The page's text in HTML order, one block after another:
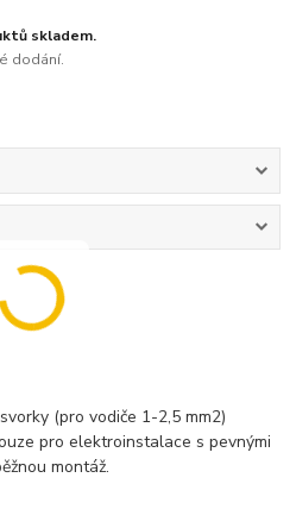
skladem.
dodání.
(pro vodiče 1-2,5 mm2)
pro elektroinstalace s pevnými
montáž.